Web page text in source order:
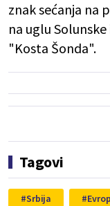
znak sećanja na
na uglu
"Kosta Šonda".
Tagovi
Srbija